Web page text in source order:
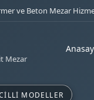
ve Beton Mezar
Mezar
MODELLER